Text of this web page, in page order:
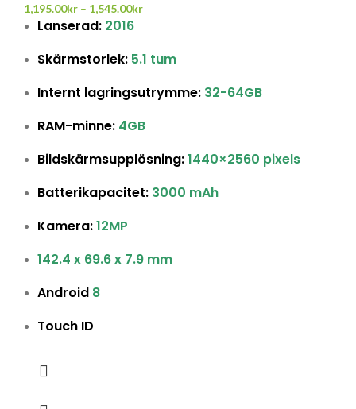
1,195.00kr – 1,545.00kr
Lanserad: 2016
Skärmstorlek: 5.1 tum
Internt lagringsutrymme: 32-64GB
RAM-minne: 4GB
Bildskärmsupplösning:1440×2560 pixels
Batterikapacitet: 3000 mAh
Kamera:12MP
142.4 x 69.6 x 7.9 mm
Android 8
Touch ID